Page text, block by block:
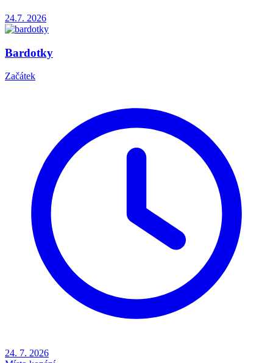
24.7. 2026
Bardotky
Začátek
24. 7. 2026